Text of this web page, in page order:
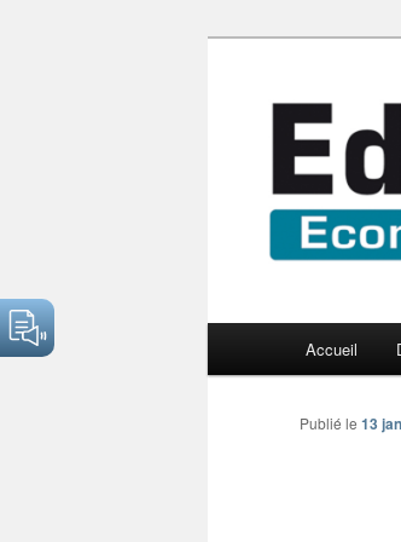
Accueil
Publié le 13